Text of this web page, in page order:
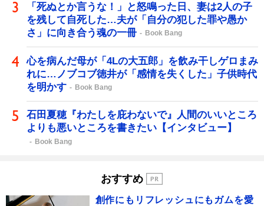
「死ぬとか言うな！」と怒鳴った日、妻は2人の子
を残して自死した…夫が「自分の犯した罪や愚か
さ」に向き合う魂の一冊
Book Bang
心を病んだ母が「4Lの大五郎」を飲み干しゲロまみ
れに…ノブコブ徳井が「感情を失くした」子供時代
を明かす
Book Bang
石田夏穂『わたしを庇わないで』人間のいいところ
よりも悪いところを書きたい【インタビュー】
Book Bang
おすすめ
創作にもリフレッシュにもガムを愛